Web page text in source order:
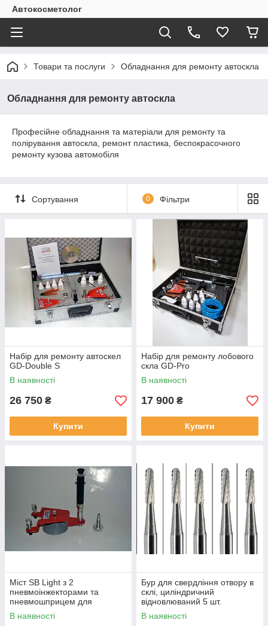
Автокосметолог
Товари та послуги Обладнання для ремонту автоскла
Обладнання для ремонту автоскла
Професійне обладнання та матеріали для ремонту та
полірування автоскла, ремонт пластика, беспокрасочного
ремонту кузова автомобіля
Сортування 0 Фільтри
Набір для ремонту автоскел
GD-Double S
В наявності
26 750 ₴
Купити
Набір для ремонту лобового
скла GD-Pro
В наявності
17 900 ₴
Купити
Міст SB Light з 2
пневмоінжекторами та
пневмошприцем для
ремонту тріщин і відколів
автостекол
В наявності
Бур для свердління отвору в
склі, циліндричний
відновлюваний 5 шт.
В наявності